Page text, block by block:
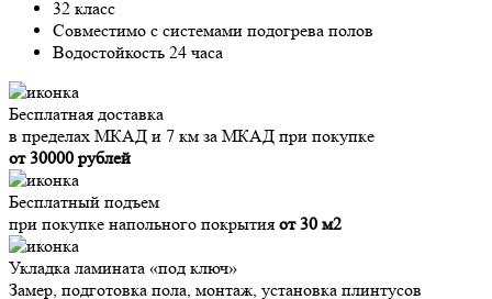
32 класс
Совместимо с системами подогрева полов
Водостойкость 24 часа
Бесплатная доставка
в пределах МКАД и 7 км за МКАД при покупке
от 30000 рублей
Бесплатный подъем
при покупке напольного покрытия от 30 м2
Укладка ламината «под ключ»
Замер, подготовка пола, монтаж, установка плинтусов